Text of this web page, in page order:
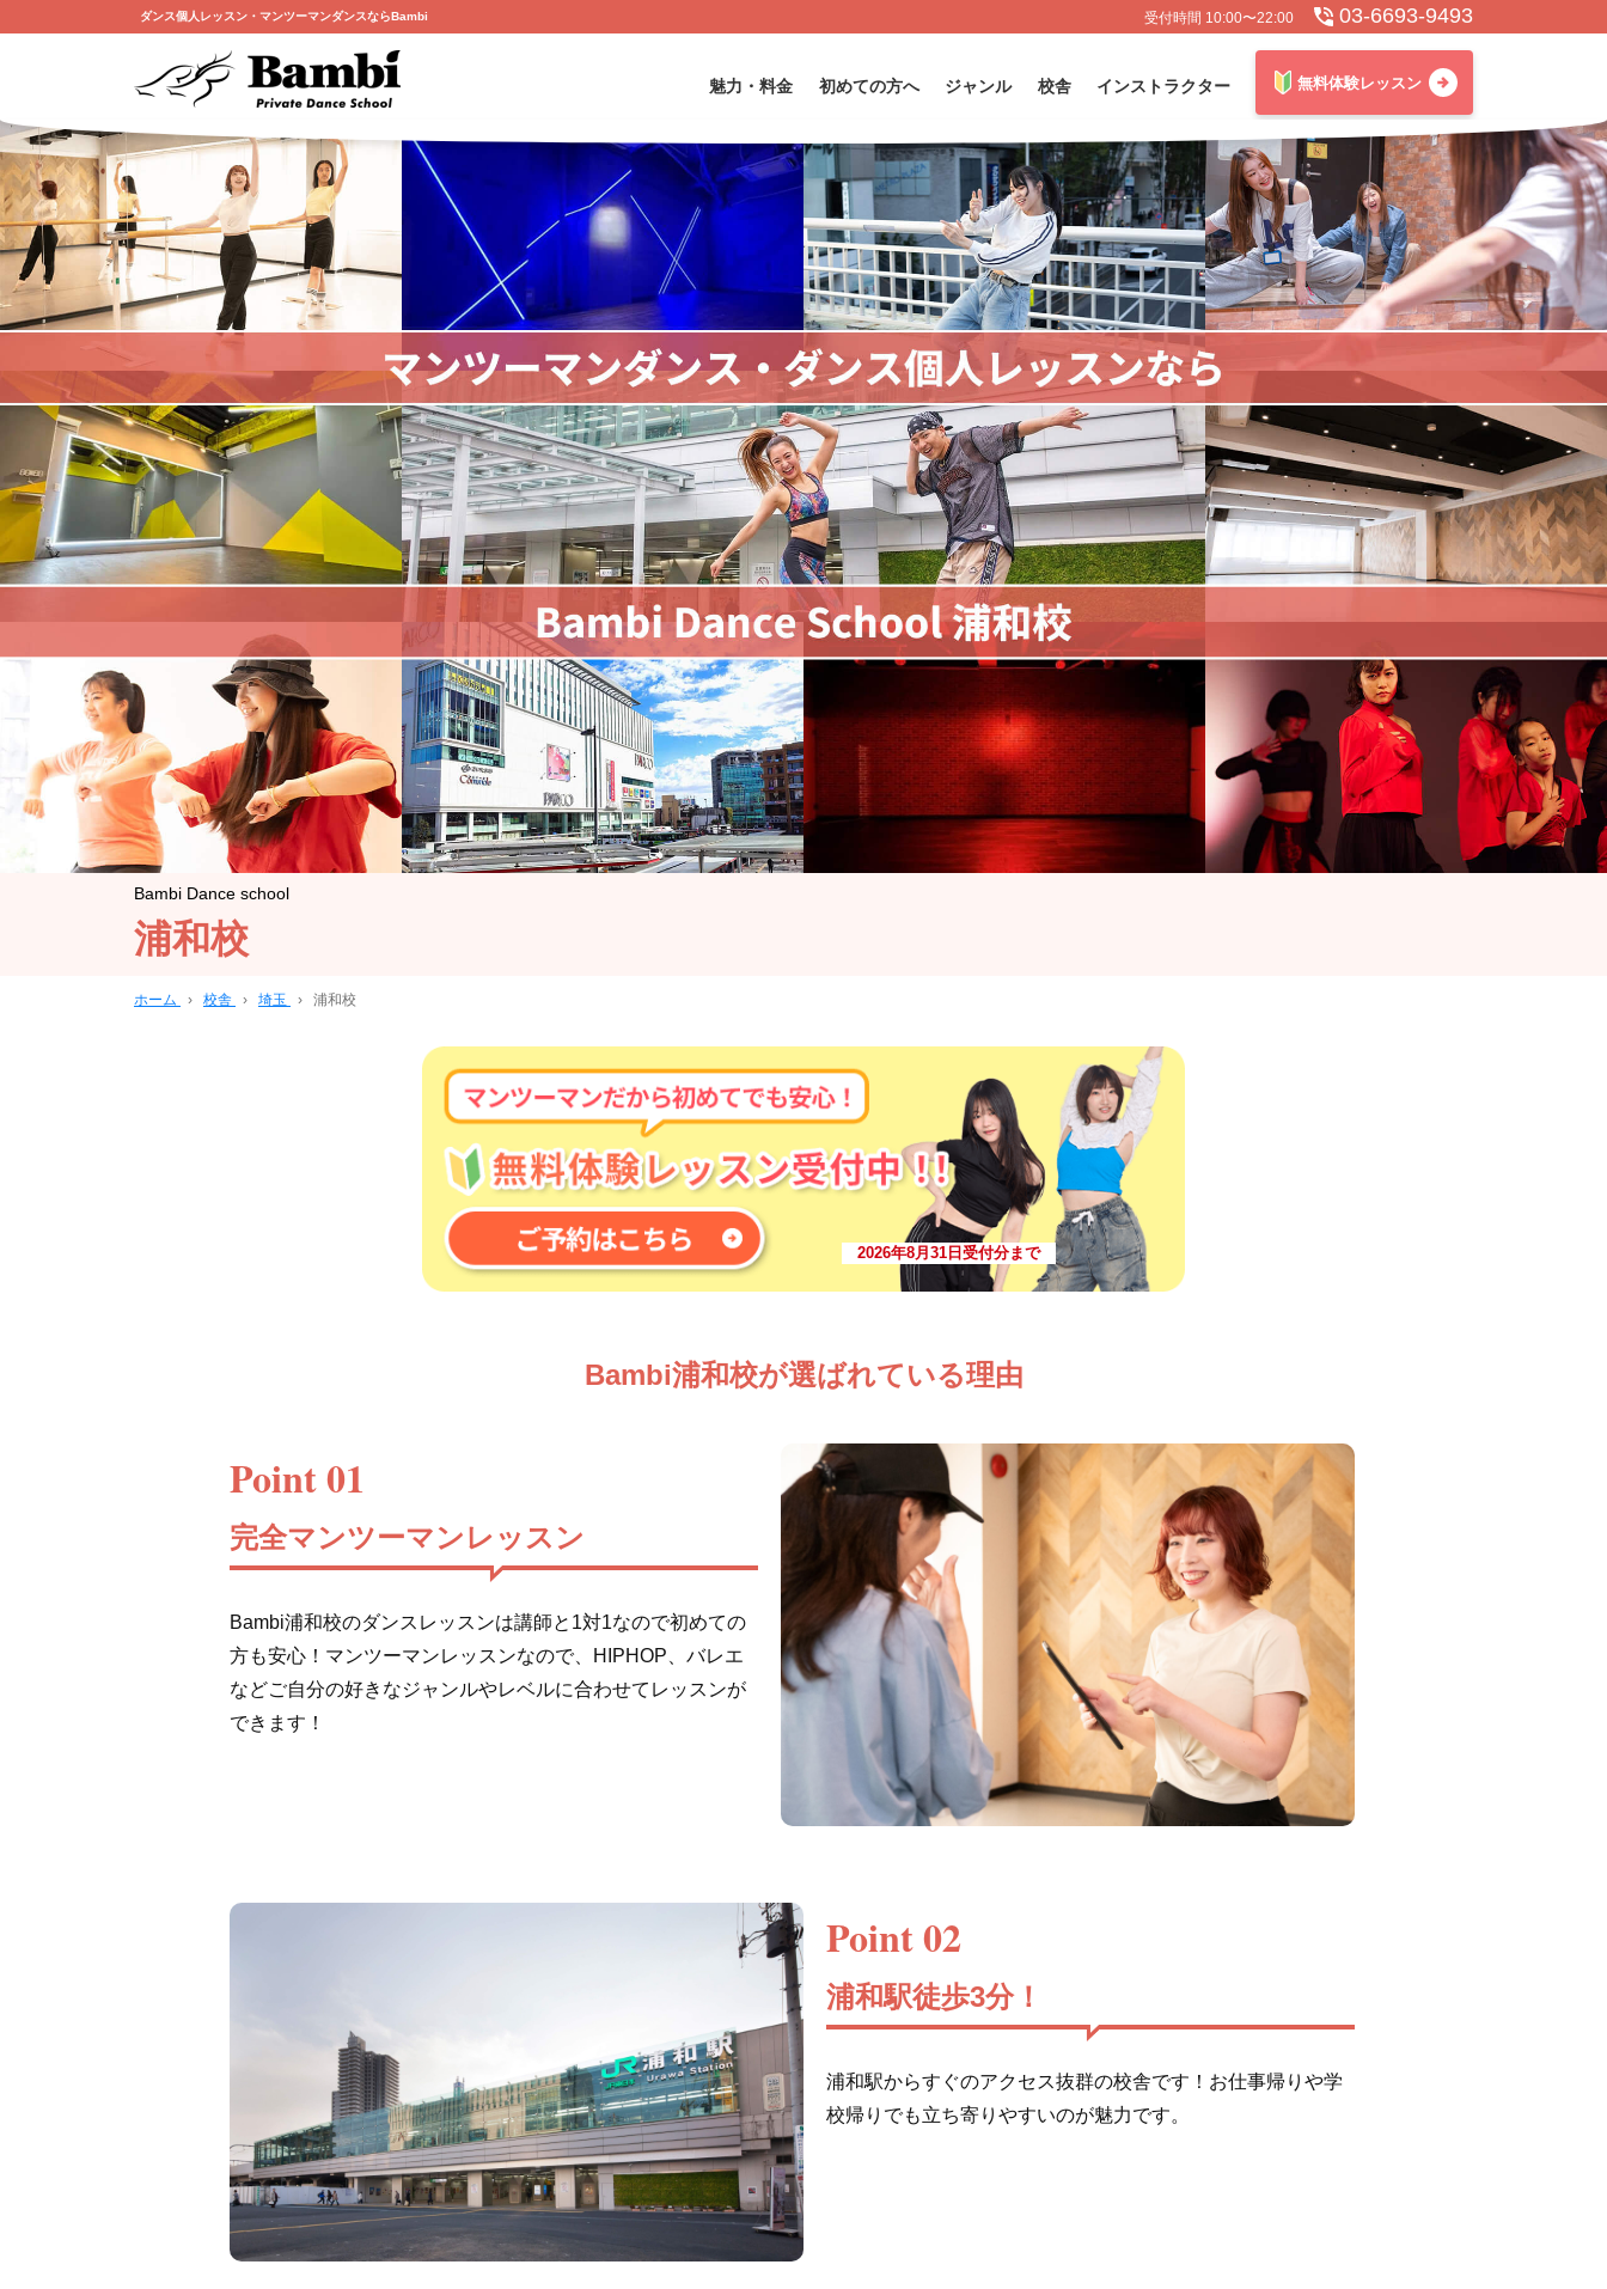
受付時間 10:00〜22:00 03-6693-9493
ダンス個人レッスン・マンツーマンダンスならBambi
魅力・料金 初めての方へ ジャンル 校舎 インストラクター 無料体験レッスン
Bambi Dance school
浦和校
ホーム › 校舎 › 埼玉 › 浦和校
2026年8月31日受付分まで
Bambi浦和校が選ばれている理由
Point 01
完全マンツーマンレッスン
Bambi浦和校のダンスレッスンは講師と1対1なので初めての
方も安心！マンツーマンレッスンなので、HIPHOP、バレエ
などご自分の好きなジャンルやレベルに合わせてレッスンが
できます！
Point 02
浦和駅徒歩3分！
浦和駅からすぐのアクセス抜群の校舎です！お仕事帰りや学
校帰りでも立ち寄りやすいのが魅力です。